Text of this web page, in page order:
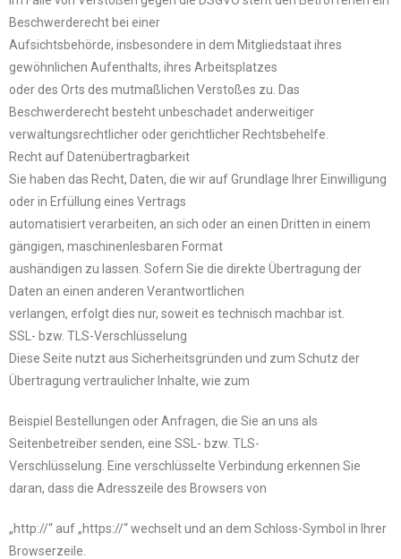
Beschwerderecht bei einer
Aufsichtsbehörde, insbesondere in dem Mitgliedstaat ihres
gewöhnlichen Aufenthalts, ihres Arbeitsplatzes
oder des Orts des mutmaßlichen Verstoßes zu. Das
Beschwerderecht besteht unbeschadet anderweitiger
verwaltungsrechtlicher oder gerichtlicher Rechtsbehelfe.
Recht auf Datenübertragbarkeit
Sie haben das Recht, Daten, die wir auf Grundlage Ihrer Einwilligung
oder in Erfüllung eines Vertrags
automatisiert verarbeiten, an sich oder an einen Dritten in einem
gängigen, maschinenlesbaren Format
aushändigen zu lassen. Sofern Sie die direkte Übertragung der
Daten an einen anderen Verantwortlichen
verlangen, erfolgt dies nur, soweit es technisch machbar ist.
SSL- bzw. TLS-Verschlüsselung
Diese Seite nutzt aus Sicherheitsgründen und zum Schutz der
Übertragung vertraulicher Inhalte, wie zum
Beispiel Bestellungen oder Anfragen, die Sie an uns als
Seitenbetreiber senden, eine SSL- bzw. TLS-
Verschlüsselung. Eine verschlüsselte Verbindung erkennen Sie
daran, dass die Adresszeile des Browsers von
„http://“ auf „https://“ wechselt und an dem Schloss-Symbol in Ihrer
Browserzeile.